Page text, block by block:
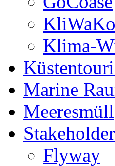
Klima-
Marine
Meeresmüll
Flyway